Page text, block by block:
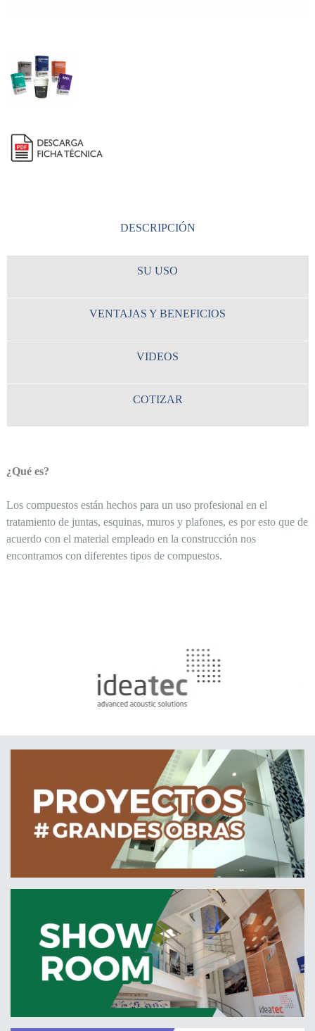
DESCRIPCIÓN
SU USO
VENTAJAS Y BENEFICIOS
VIDEOS
COTIZAR
¿Qué es?
Los compuestos están hechos para un uso profesional en el
tratamiento de juntas, esquinas, muros y plafones, es por esto que de
acuerdo con el material empleado en la construcción nos
encontramos con diferentes tipos de compuestos.